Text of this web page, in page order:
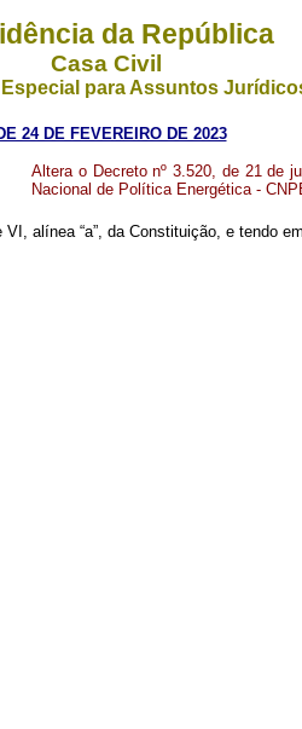
da República
Casa Civil
para Assuntos
24 DE FEVEREIRO DE 2023
Altera o Decreto nº 3.520, de 21 de
Nacional de Política Energética -
alínea “a”, da Constituição, e tendo